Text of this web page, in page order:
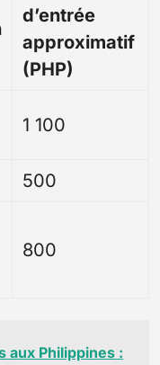
d’entrée
approximatif
(PHP)
1 100
500
800
aux Philippines :